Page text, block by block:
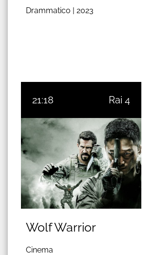
Drammatico | 2023
21:18 Rai 4
Wolf Warrior
Cinema